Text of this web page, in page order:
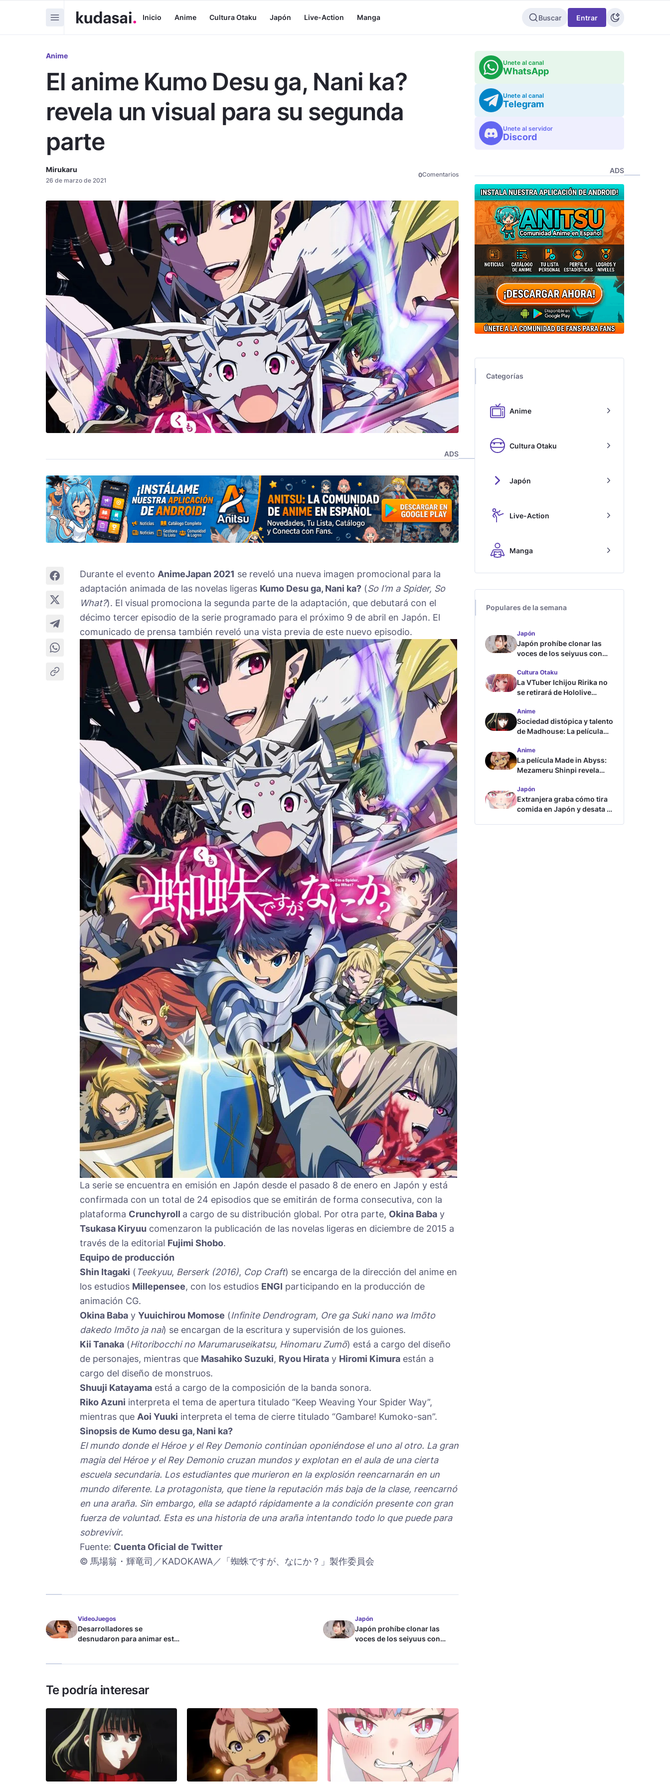
Inicio Anime Cultura Otaku Japón Live-Action Manga Buscar Entrar
Anime
El anime Kumo Desu ga, Nani ka?
revela un visual para su segunda
parte
Mirukaru
26 de marzo de 2021
0Comentarios
ADS
Durante el evento AnimeJapan 2021 se reveló una nueva imagen promocional para la
adaptación animada de las novelas ligeras Kumo Desu ga, Nani ka? (So I’m a Spider, So
What?). El visual promociona la segunda parte de la adaptación, que debutará con el
décimo tercer episodio de la serie programado para el próximo 9 de abril en Japón. El
comunicado de prensa también reveló una vista previa de este nuevo episodio.
La serie se encuentra en emisión en Japón desde el pasado 8 de enero en Japón y está
confirmada con un total de 24 episodios que se emitirán de forma consecutiva, con la
plataforma Crunchyroll a cargo de su distribución global. Por otra parte, Okina Baba y
Tsukasa Kiryuu comenzaron la publicación de las novelas ligeras en diciembre de 2015 a
través de la editorial Fujimi Shobo.
Equipo de producción
Shin Itagaki ( Teekyuu, Berserk (2016), Cop Craft) se encarga de la dirección del anime en
los estudios Millepensee, con los estudios ENGI participando en la producción de
animación CG.
Okina Baba y Yuuichirou Momose (Infinite Dendrogram, Ore ga Suki nano wa Imōto
dakedo Imōto ja nai) se encargan de la escritura y supervisión de los guiones.
Kii Tanaka (Hitoribocchi no Marumaruseikatsu, Hinomaru Zumō) está a cargo del diseño
de personajes, mientras que Masahiko Suzuki, Ryou Hirata y Hiromi Kimura están a
cargo del diseño de monstruos.
Shuuji Katayama está a cargo de la composición de la banda sonora.
Riko Azuni interpreta el tema de apertura titulado “Keep Weaving Your Spider Way”,
mientras que Aoi Yuuki interpreta el tema de cierre titulado “Gambare! Kumoko-san”.
Sinopsis de Kumo desu ga, Nani ka?
El mundo donde el Héroe y el Rey Demonio continúan oponiéndose el uno al otro. La gran
magia del Héroe y el Rey Demonio cruzan mundos y explotan en el aula de una cierta
escuela secundaria. Los estudiantes que murieron en la explosión reencarnarán en un
mundo diferente. La protagonista, que tiene la reputación más baja de la clase, reencarnó
en una araña. Sin embargo, ella se adaptó rápidamente a la condición presente con gran
fuerza de voluntad. Esta es una historia de una araña intentando todo lo que puede para
sobrevivir.
Fuente: Cuenta Oficial de Twitter
© 馬場翁・輝竜司／KADOKAWA／「蜘蛛ですが、なにか？」製作委員会
VideoJuegos
Desarrolladores se
desnudaron para animar este
Japón
Japón prohíbe clonar las
voces de los seiyuus con
Te podría interesar
Unete al canal
WhatsApp
Unete al canal
Telegram
Unete al servidor
Discord
ADS
Categorías
Anime
Cultura Otaku
Japón
Live-Action
Manga
Populares de la semana
Japón
Japón prohíbe clonar las
voces de los seiyuus con
Cultura Otaku
La VTuber Ichijou Ririka no
se retirará de Hololive
Anime
Sociedad distópica y talento
de Madhouse: La película
tráiler
Anime
La película Made in Abyss:
Mezameru Shinpi revela
Japón
Extranjera graba cómo tira
comida en Japón y desata la